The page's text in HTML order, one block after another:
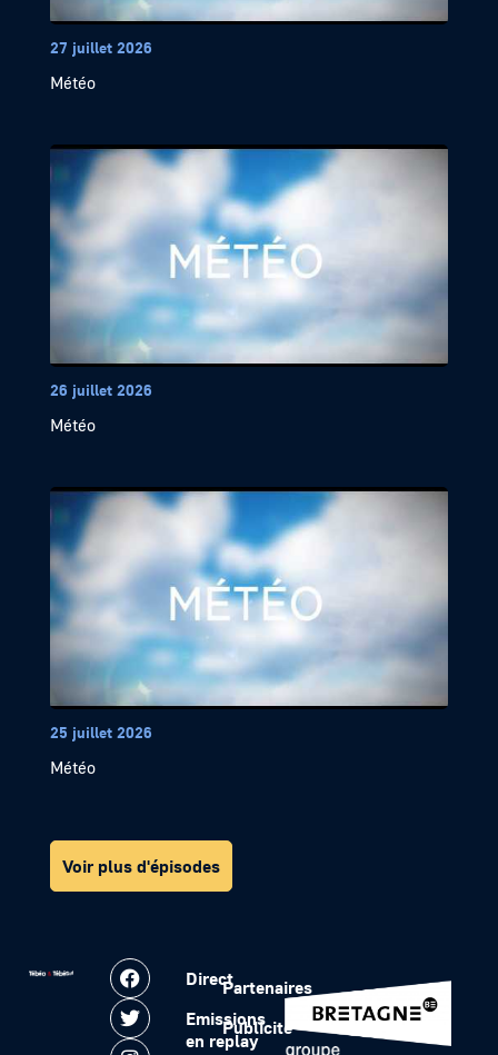
27 juillet 2026
Météo
26 juillet 2026
Météo
25 juillet 2026
Météo
Voir plus d'épisodes
Direct
Emissions
en replay
Partenaires
Publicité